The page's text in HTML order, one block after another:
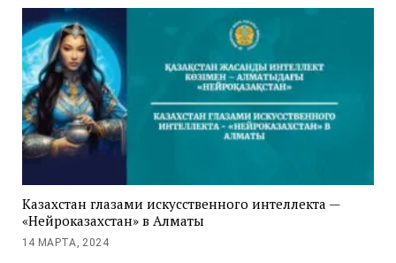
Казахстан глазами искусственного интеллекта —
«Нейроказахстан» в Алматы
14 МАРТА, 2024